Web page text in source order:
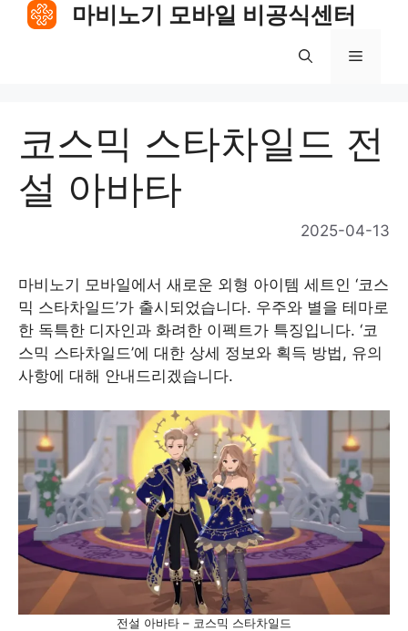
Skip
마비노기 모바일 비공식센터
Menu
코스믹 스타차일드 전
설 아바타
2025-04-13
마비노기 모바일에서 새로운 외형 아이템 세트인 ‘코스
믹 스타차일드’가 출시되었습니다. 우주와 별을 테마로
한 독특한 디자인과 화려한 이펙트가 특징입니다. ‘코
스믹 스타차일드’에 대한 상세 정보와 획득 방법, 유의
사항에 대해 안내드리겠습니다.
전설 아바타 – 코스믹 스타차일드